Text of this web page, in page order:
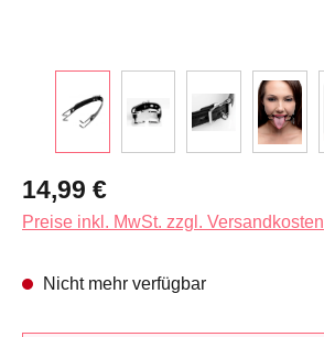
Regulärer Preis:
14,99 €
Preise inkl. MwSt. zzgl. Versandkosten
Nicht mehr verfügbar